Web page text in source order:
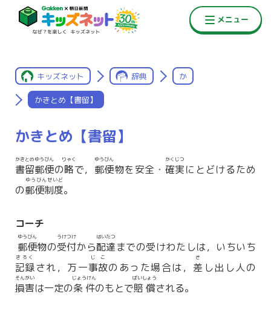
キッズネット 辞典 か
かきとめ【書留】
かきとめ【書留】
書留郵便
かきとめゆうびん
の略
りゃく
で， 郵便
ゆうびん
物を安全・ 確実
かくじつ
にとどけるため
の郵便制度
ゆうびんせいど
。
コーチ
郵便
ゆうびん
物の受付
うけつけ
から配達
はいたつ
までの受けわたしは，いちいち
記録
きろく
され，万一事故
じこ
のあった場合は， 差
さ
し出し人の
損害
そんがい
は一定の条件
じょうけん
のもとで賠償
ばいしょう
される。